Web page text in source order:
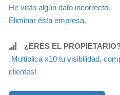
He visto algún dato incorrecto.
Eliminar ésta empresa.
¿ERES EL
¡Multiplica x10 tu visibilidad,
clientes!